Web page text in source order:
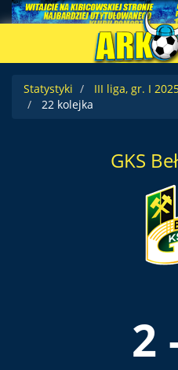
Statystyki
III liga, gr. I
22 kolejka
GKS
2